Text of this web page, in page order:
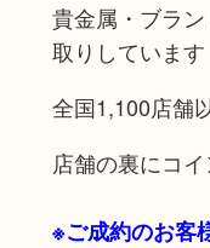
貴金属・ブラ
取りしています
全国1,100店舗
店舗の裏にコ
※ご成約のお客